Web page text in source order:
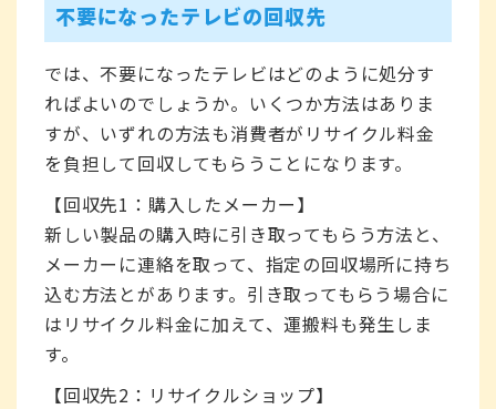
不要になったテレビの回収先
では、不要になったテレビはどのように処分す
ればよいのでしょうか。いくつか方法はありま
すが、いずれの方法も消費者がリサイクル料金
を負担して回収してもらうことになります。
【回収先1：購入したメーカー】
新しい製品の購入時に引き取ってもらう方法と、
メーカーに連絡を取って、指定の回収場所に持ち
込む方法とがあります。引き取ってもらう場合に
はリサイクル料金に加えて、運搬料も発生しま
す。
【回収先2：リサイクルショップ】